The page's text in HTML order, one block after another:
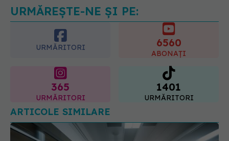
URMĂREȘTE-NE ȘI PE:
URMĂRITORI 6560
ABONAȚI
365
URMĂRITORI
1401
URMĂRITORI
ARTICOLE SIMILARE